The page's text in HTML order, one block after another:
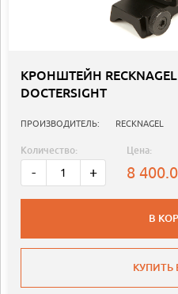
КРОНШТЕЙН
DOCTERSIGHT
ПРОИЗВОДИТЕЛЬ: RECKNAGEL
Количество:
- +
Цена:
8
В
КУПИТЬ